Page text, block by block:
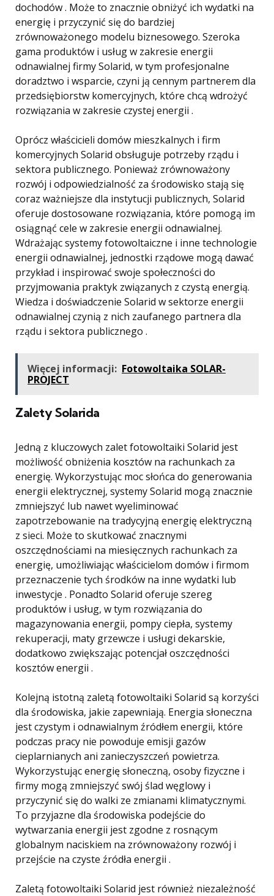
dochodów . Może to znacznie obniżyć ich wydatki na
energię i przyczynić się do bardziej
zrównoważonego modelu biznesowego. Szeroka
gama produktów i usług w zakresie energii
odnawialnej firmy Solarid, w tym profesjonalne
doradztwo i wsparcie, czyni ją cennym partnerem dla
przedsiębiorstw komercyjnych, które chcą wdrożyć
rozwiązania w zakresie czystej energii .
Oprócz właścicieli domów mieszkalnych i firm
komercyjnych Solarid obsługuje potrzeby rządu i
sektora publicznego. Ponieważ zrównoważony
rozwój i odpowiedzialność za środowisko stają się
coraz ważniejsze dla instytucji publicznych, Solarid
oferuje dostosowane rozwiązania, które pomogą im
osiągnąć cele w zakresie energii odnawialnej.
Wdrażając systemy fotowoltaiczne i inne technologie
energii odnawialnej, jednostki rządowe mogą dawać
przykład i inspirować swoje społeczności do
przyjmowania praktyk związanych z czystą energią.
Wiedza i doświadczenie Solarid w sektorze energii
odnawialnej czynią z nich zaufanego partnera dla
rządu i sektora publicznego .
Więcej informacji: Fotowoltaika SOLAR-
PROJECT
Zalety Solarida
Jedną z kluczowych zalet fotowoltaiki Solarid jest
możliwość obniżenia kosztów na rachunkach za
energię. Wykorzystując moc słońca do generowania
energii elektrycznej, systemy Solarid mogą znacznie
zmniejszyć lub nawet wyeliminować
zapotrzebowanie na tradycyjną energię elektryczną
z sieci. Może to skutkować znacznymi
oszczędnościami na miesięcznych rachunkach za
energię, umożliwiając właścicielom domów i firmom
przeznaczenie tych środków na inne wydatki lub
inwestycje . Ponadto Solarid oferuje szereg
produktów i usług, w tym rozwiązania do
magazynowania energii, pompy ciepła, systemy
rekuperacji, maty grzewcze i usługi dekarskie,
dodatkowo zwiększając potencjał oszczędności
kosztów energii .
Kolejną istotną zaletą fotowoltaiki Solarid są korzyści
dla środowiska, jakie zapewniają. Energia słoneczna
jest czystym i odnawialnym źródłem energii, które
podczas pracy nie powoduje emisji gazów
cieplarnianych ani zanieczyszczeń powietrza.
Wykorzystując energię słoneczną, osoby fizyczne i
firmy mogą zmniejszyć swój ślad węglowy i
przyczynić się do walki ze zmianami klimatycznymi.
To przyjazne dla środowiska podejście do
wytwarzania energii jest zgodne z rosnącym
globalnym naciskiem na zrównoważony rozwój i
przejście na czyste źródła energii .
Zaletą fotowoltaiki Solarid jest również niezależność